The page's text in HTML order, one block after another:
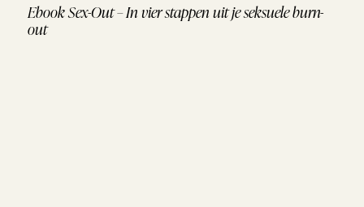
Ebook Sex-Out – In vier stappen uit je seksuele burn-
out